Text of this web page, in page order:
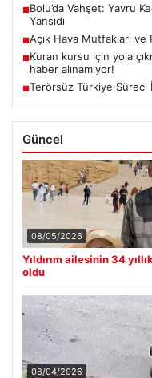
■Bolu’da Vahşet: Yavru
Yansıdı
■Açık Hava Mutfakları ve
■Kuran kursu için yola
haber alınamıyor!
■Terörsüz Türkiye Süreci
Güncel
08/05/2026
Yıldırım ailesinin 34
oldu
08/04/2026